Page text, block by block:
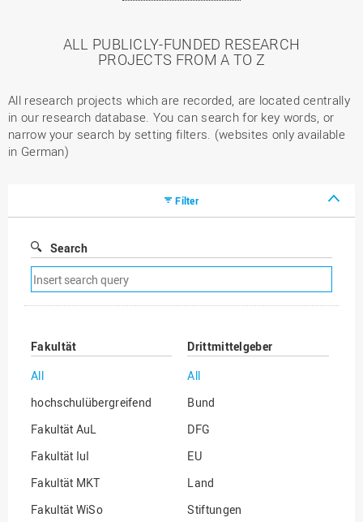
ALL PUBLICLY-FUNDED RESEARCH
PROJECTS FROM A TO Z
All research projects which are recorded, are located centrally
in our research database. You can search for key words, or
narrow your search by setting filters. (websites only available
in German)
Filter
Search
Remove
search
filter
Fakultät
All
hochschulübergreifend
Fakultät AuL
Fakultät IuI
Fakultät MKT
Fakultät WiSo
Drittmittelgeber
All
Bund
DFG
EU
Land
Stiftungen